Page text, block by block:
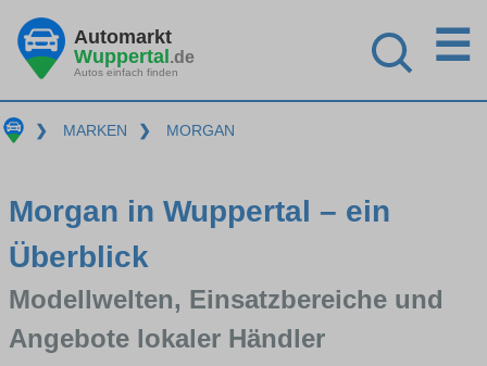
Automarkt
Wuppertal.de
Autos einfach finden
☰
❯ MARKEN ❯ MORGAN
Morgan in Wuppertal – ein
Überblick
Modellwelten, Einsatzbereiche und
Angebote lokaler Händler